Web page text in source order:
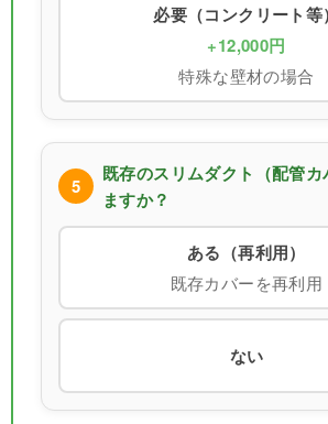
必要（コンクリート等）
+12,000円
特殊な壁材の場合
5
既存のスリムダクト（配管カ
ますか？
ある（再利用）
既存カバーを再利用
ない